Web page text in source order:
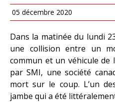
05 décembre 2020
Dans la matinée du lundi
une collision entre un
commun et un véhicule de
par SMI, une société
mort sur le coup. L’un
jambe qui a été